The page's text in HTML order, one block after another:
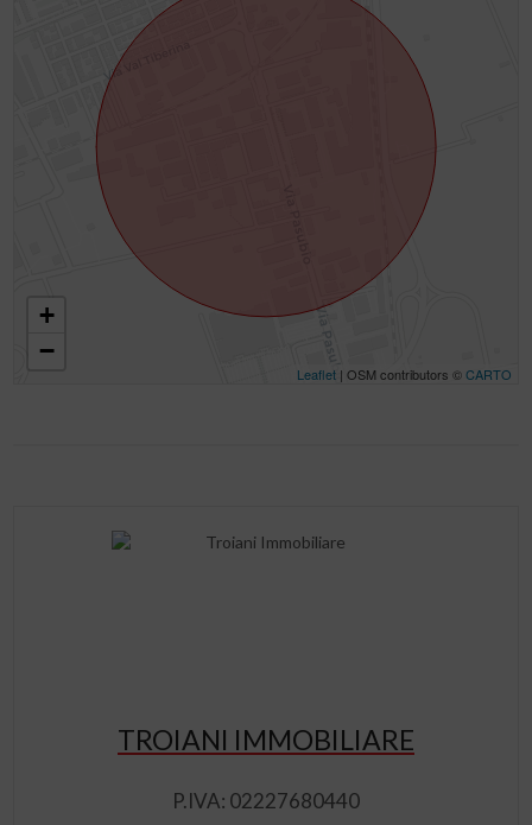
+
−
Leaflet| OSM contributors ©CARTO
TROIANI IMMOBILIARE
P.IVA: 02227680440